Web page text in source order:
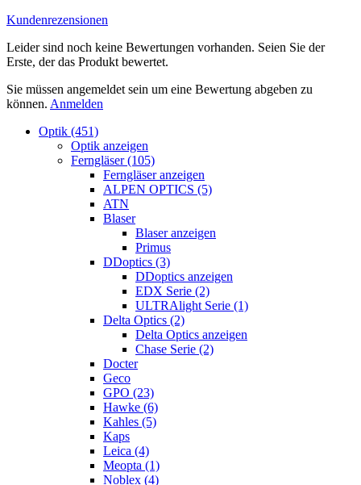
Kundenrezensionen
Leider sind noch keine Bewertungen vorhanden. Seien Sie der
Erste, der das Produkt bewertet.
Sie müssen angemeldet sein um eine Bewertung abgeben zu
können. Anmelden
Optik (451)
Optik anzeigen
Ferngläser (105)
Ferngläser anzeigen
ALPEN OPTICS (5)
ATN
Blaser
Blaser anzeigen
Primus
DDoptics (3)
DDoptics anzeigen
EDX Serie (2)
ULTRAlight Serie (1)
Delta Optics (2)
Delta Optics anzeigen
Chase Serie (2)
Docter
Geco
GPO (23)
Hawke (6)
Kahles (5)
Kaps
Leica (4)
Meopta (1)
Noblex (4)